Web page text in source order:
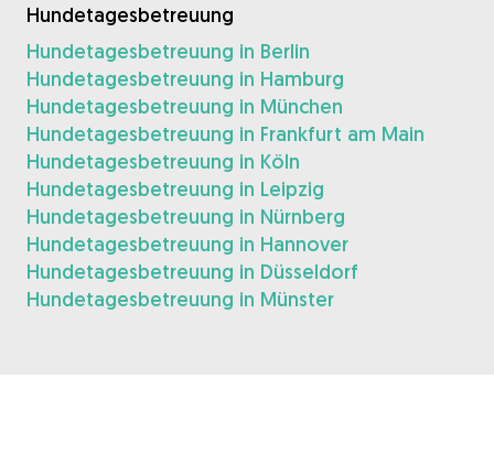
Hundetagesbetreuung
Hundetagesbetreuung in Berlin
Hundetagesbetreuung in Hamburg
Hundetagesbetreuung in München
Hundetagesbetreuung in Frankfurt am Main
Hundetagesbetreuung in Köln
Hundetagesbetreuung in Leipzig
Hundetagesbetreuung in Nürnberg
Hundetagesbetreuung in Hannover
Hundetagesbetreuung in Düsseldorf
Hundetagesbetreuung in Münster